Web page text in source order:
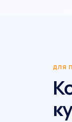
ДЛЯ